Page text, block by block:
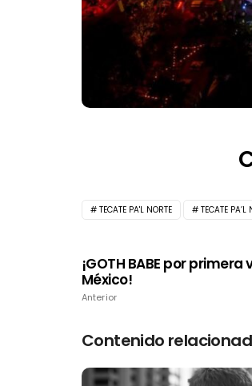
TECATE PA'L NORTE TECATE
¡GOTH BABE por primera
México!
Anterior
Contenido